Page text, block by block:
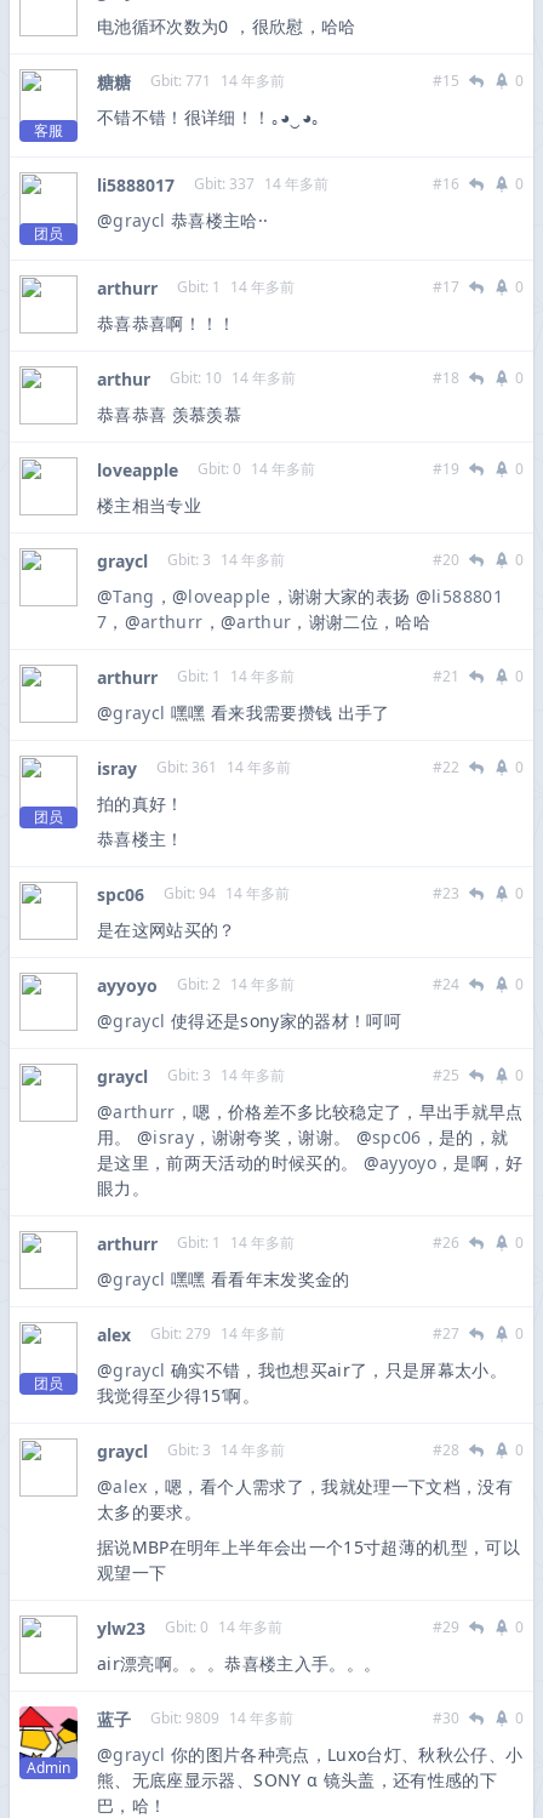
电池循环次数为0 ，很欣慰，哈哈
客服
糖糖 Gbit: 771 14 年多前 #15 0
不错不错！很详细！！｡◕‿◕｡
团员
li5888017 Gbit: 337 14 年多前 #16 0
@graycl 恭喜楼主哈··
arthurr Gbit: 1 14 年多前 #17 0
恭喜恭喜啊！！！
arthur Gbit: 10 14 年多前 #18 0
恭喜恭喜 羡慕羡慕
loveapple Gbit: 0 14 年多前 #19 0
楼主相当专业
graycl Gbit: 3 14 年多前 #20 0
@Tang ，@loveapple ，谢谢大家的表扬 @li588801
7 ，@arthurr ，@arthur ，谢谢二位，哈哈
arthurr Gbit: 1 14 年多前 #21 0
@graycl 嘿嘿 看来我需要攒钱 出手了
团员
isray Gbit: 361 14 年多前 #22 0
拍的真好！
恭喜楼主！
spc06 Gbit: 94 14 年多前 #23 0
是在这网站买的？
ayyoyo Gbit: 2 14 年多前 #24 0
@graycl 使得还是sony家的器材！呵呵
graycl Gbit: 3 14 年多前 #25 0
@arthurr ，嗯，价格差不多比较稳定了，早出手就早点
用。 @isray ，谢谢夸奖，谢谢。 @spc06 ，是的，就
是这里，前两天活动的时候买的。 @ayyoyo ，是啊，好
眼力。
arthurr Gbit: 1 14 年多前 #26 0
@graycl 嘿嘿 看看年末发奖金的
团员
alex Gbit: 279 14 年多前 #27 0
@graycl 确实不错，我也想买air了，只是屏幕太小。
我觉得至少得15’啊。
graycl Gbit: 3 14 年多前 #28 0
@alex ，嗯，看个人需求了，我就处理一下文档，没有
太多的要求。
据说MBP在明年上半年会出一个15寸超薄的机型，可以
观望一下
ylw23 Gbit: 0 14 年多前 #29 0
air漂亮啊。。。恭喜楼主入手。。。
Admin
蓝子 Gbit: 9809 14 年多前 #30 0
@graycl 你的图片各种亮点，Luxo台灯、秋秋公仔、小
熊、无底座显示器、SONY α 镜头盖，还有性感的下
巴，哈！